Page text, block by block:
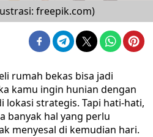
freepik.com)
rumah bekas bisa jadi
kamu ingin hunian dengan
lokasi strategis. Tapi hati-hati,
banyak hal yang perlu
menyesal di kemudian hari.